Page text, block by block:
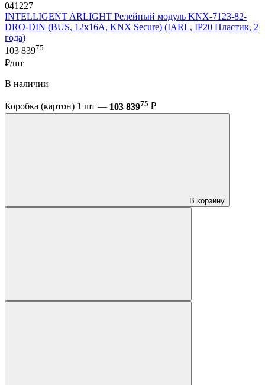
041227
INTELLIGENT ARLIGHT Релейный модуль KNX-7123-82-
DRO-DIN (BUS, 12x16A, KNX Secure) (IARL, IP20 Пластик, 2
года)
103 83975
₽/шт
В наличии
Коробка (картон) 1 шт — 103 83975 ₽
В корзину